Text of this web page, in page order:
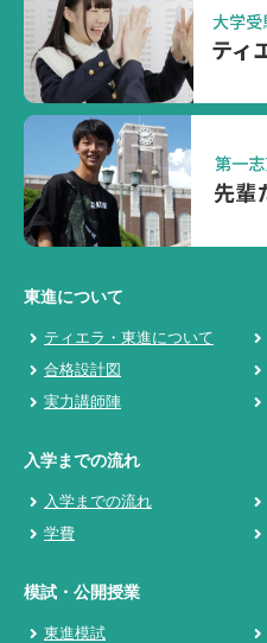
東進について
ティエラ・東進について
合格設計図
実力講師陣
入学までの流れ
入学までの流れ
学費
模試・公開授業
東進模試